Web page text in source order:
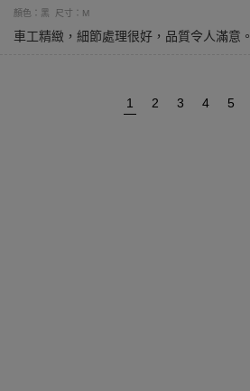
顏色：黑
尺寸：M
車工精緻，細節處理很好，品質令人滿意。
1 2 3 4 5